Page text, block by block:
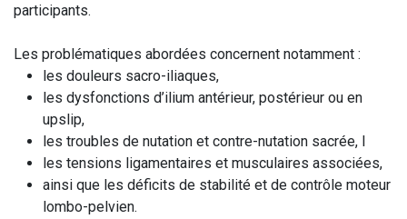
participants.
Les problématiques abordées concernent notamment :
les douleurs sacro-iliaques,
les dysfonctions d’ilium antérieur, postérieur ou en
upslip,
les troubles de nutation et contre-nutation sacrée, l
les tensions ligamentaires et musculaires associées,
ainsi que les déficits de stabilité et de contrôle moteur
lombo-pelvien.